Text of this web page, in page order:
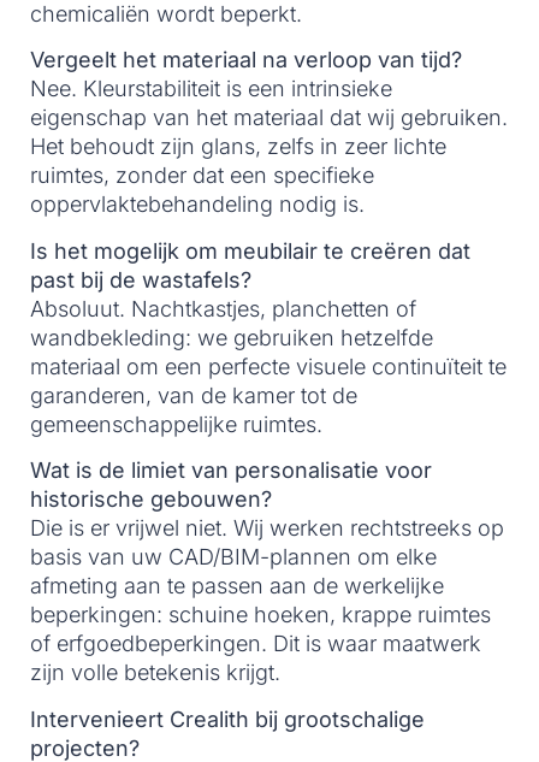
chemicaliën wordt beperkt.
Vergeelt het materiaal na verloop van tijd?
Nee. Kleurstabiliteit is een intrinsieke
eigenschap van het materiaal dat wij gebruiken.
Het behoudt zijn glans, zelfs in zeer lichte
ruimtes, zonder dat een specifieke
oppervlaktebehandeling nodig is.
Is het mogelijk om meubilair te creëren dat
past bij de wastafels?
Absoluut. Nachtkastjes, planchetten of
wandbekleding: we gebruiken hetzelfde
materiaal om een perfecte visuele continuïteit te
garanderen, van de kamer tot de
gemeenschappelijke ruimtes.
Wat is de limiet van personalisatie voor
historische gebouwen?
Die is er vrijwel niet. Wij werken rechtstreeks op
basis van uw CAD/BIM-plannen om elke
afmeting aan te passen aan de werkelijke
beperkingen: schuine hoeken, krappe ruimtes
of erfgoedbeperkingen. Dit is waar maatwerk
zijn volle betekenis krijgt.
Intervenieert Crealith bij grootschalige
projecten?